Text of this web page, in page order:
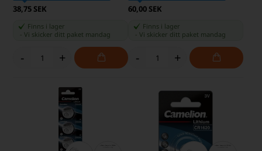
38,75 SEK
Finns i lager
-Vi skicker ditt paket mandag
- +
60,00 SEK
Finns i lager
Vi skicker ditt paket mandag
- +